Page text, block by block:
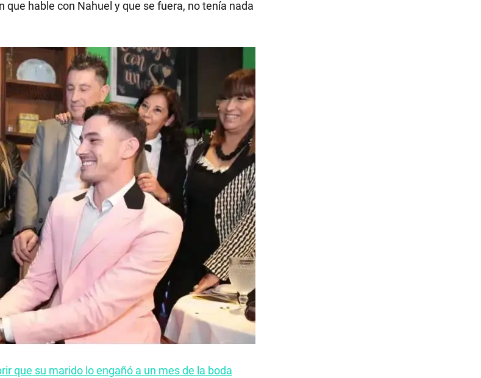
hable con Nahuel y que se fuera, no tenía nada
que su marido lo engañó a un mes de la boda